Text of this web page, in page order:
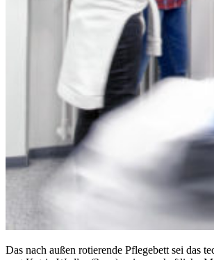
Das nach außen rotierende Pflegebett sei das